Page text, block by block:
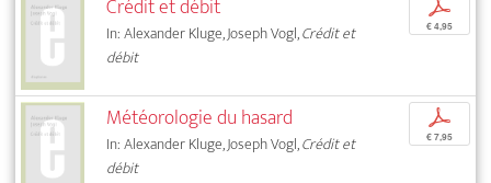
Crédit et débit
In: Alexander Kluge, Joseph Vogl,Crédit et
débit
p
€ 4,95
Météorologie du hasard
In: Alexander Kluge, Joseph Vogl,Crédit et
débit
p
€ 7,95